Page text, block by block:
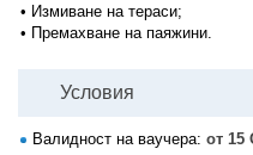
• Измиване на тераси;
• Премахване на паяжини.
Условия
Валидност на ваучера: от 15